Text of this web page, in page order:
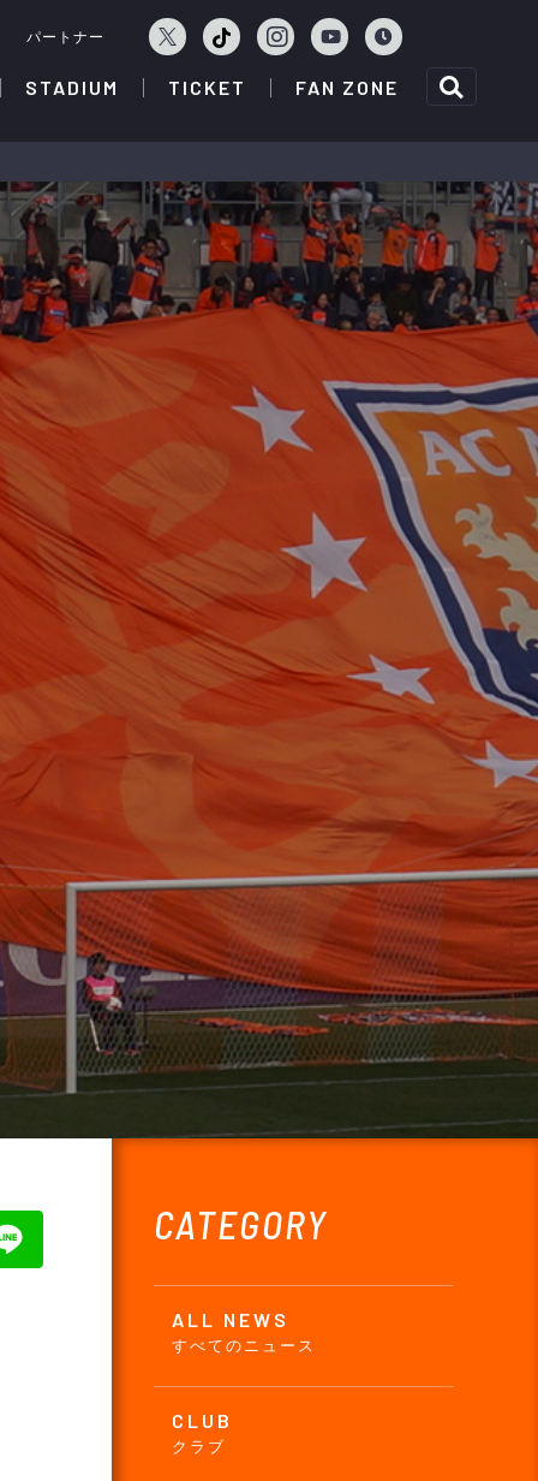
パートナー
STADIUM TICKET FAN ZONE
CATEGORY
ALL NEWS
すべてのニュース
CLUB
クラブ